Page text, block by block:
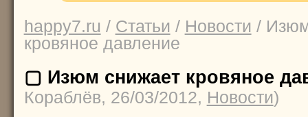
happy7.ru / Статьи / Новости /
кровяное давление
▢ Изюм снижает кровяное
Кораблёв, 26/03/2012, Новости)